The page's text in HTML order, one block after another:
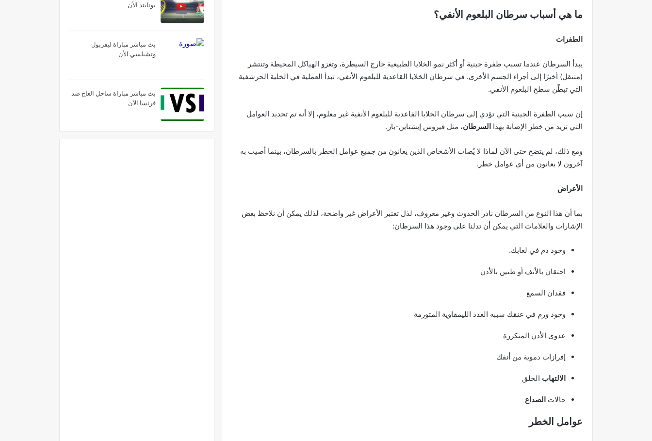
ما هي أسباب سرطان البلعوم الأنفي؟
الطفرات
يبدأ السرطان عندما تسبب طفرة جينية أو أكثر نمو الخلايا الطبيعية خارج السيطرة، وتغزو الهياكل المحيطة وتنتشر
(متنقل) أخيرًا إلى أجزاء الجسم الأخرى. في سرطان الخلايا القاعدية للبلعوم الأنفي، تبدأ العملية في الخلية الحرشفية
التي تبطّن سطح البلعوم الأنفي.
إن سبب الطفرة الجينية التي تؤدي إلى سرطان الخلايا القاعدية للبلعوم الأنفية غير معلوم، إلا أنه تم تحديد العوامل
التي تزيد من خطر الإصابة بهذا السرطان، مثل فيروس إبشتاين-بار.
ومع ذلك، لم يتضح حتى الآن لماذا لا يُصاب الأشخاص الذين يعانون من جميع عوامل الخطر بالسرطان، بينما أصيب به
آخرون لا يعانون من أي عوامل خطر.
الأعراض
بما أن هذا النوع من السرطان نادر الحدوث وغير معروف، لذل تعتبر الأعراض غير واضحة، لذلك يمكن أن نلاحظ بعض
الإشارات والعلامات التي يمكن أن تدلنا على وجود هذا السرطان:
وجود دم في لعابك.
احتقان بالأنف أو طنين بالأذن
فقدان السمع
وجود ورم في عنقك سببه الغدد الليمفاوية المتورمة
عدوى الأذن المتكررة
إفرازات دموية من أنفك
الالتهاب الحلق
حالات الصداع
عوامل الخطر
يونايتد الأن
بث مباشر مباراة ليفربول
وتشيلسي الأن
بث مباشر مباراة ساحل العاج ضد
فرنسا الآن